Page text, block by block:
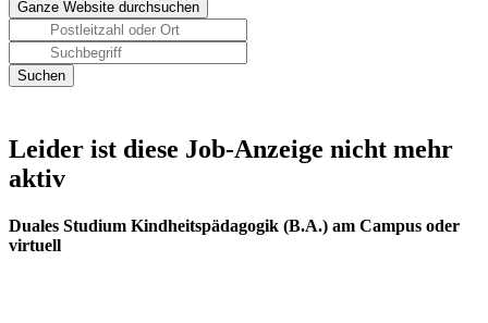
Leider ist diese Job-Anzeige nicht mehr
aktiv
Duales Studium Kindheitspädagogik (B.A.) am Campus oder
virtuell